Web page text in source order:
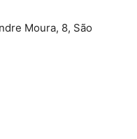
Moura, 8, São